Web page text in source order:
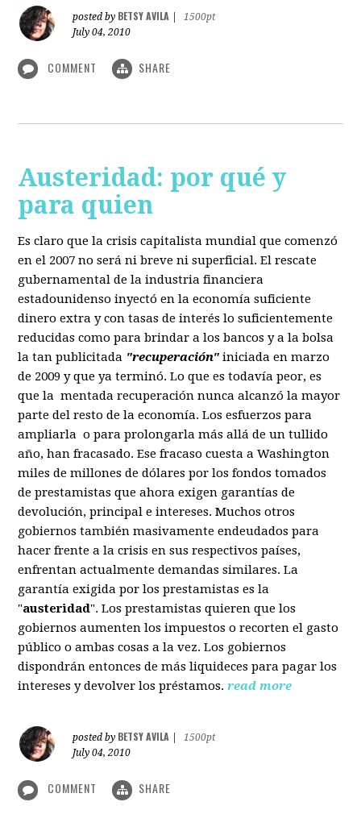
posted by BETSY AVILA
1500pt
July 04, 2010
COMMENT SHARE
Austeridad: por qué y
para quien
Es claro que la crisis capitalista mundial que comenzó
en el 2007 no será ni breve ni superficial. El rescate
gubernamental de la industria financiera
estadounidenso inyectó en la economía suficiente
dinero extra y con tasas de interés lo suficientemente
reducidas como para brindar a los bancos y a la bolsa
la tan publicitada "recuperación" iniciada en marzo
de 2009 y que ya terminó. Lo que es todavía peor, es
que la mentada recuperación nunca alcanzó la mayor
parte del resto de la economía. Los esfuerzos para
ampliarla o para prolongarla más allá de un tullido
año, han fracasado. Ese fracaso cuesta a Washington
miles de millones de dólares por los fondos tomados
de prestamistas que ahora exigen garantías de
devolución, principal e intereses. Muchos otros
gobiernos también masivamente endeudados para
hacer frente a la crisis en sus respectivos países,
enfrentan actualmente demandas similares. La
garantía exigida por los prestamistas es la
"austeridad". Los prestamistas quieren que los
gobiernos aumenten los impuestos o recorten el gasto
público o ambas cosas a la vez. Los gobiernos
dispondrán entonces de más liquideces para pagar los
intereses y devolver los préstamos. read more
posted by BETSY AVILA
1500pt
July 04, 2010
COMMENT SHARE